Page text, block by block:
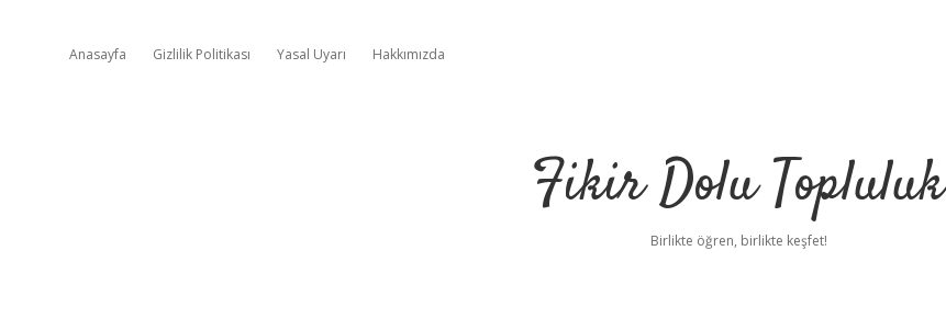
Anasayfa Gizlilik Politikası Yasal Uyarı Hakkımızda
Fikir Dolu Topluluk
Birlikte öğren, birlikte keşfet!